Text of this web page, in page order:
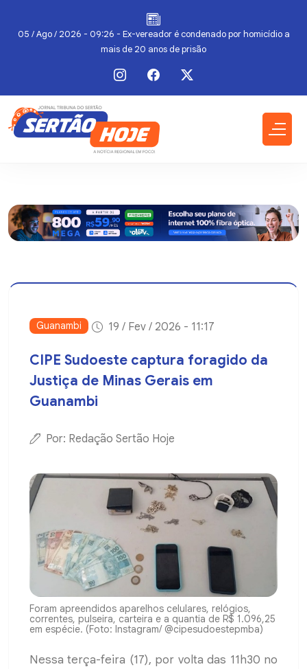
05 / Ago / 2026 - 09:26 - Ex-vereador é condenado por homicídio a
mais de 20 anos de prisão
Guanambi 19 / Fev / 2026 - 11:17
CIPE Sudoeste captura foragido da
Justiça de Minas Gerais em
Guanambi
Por: Redação Sertão Hoje
Foram apreendidos aparelhos celulares, relógios,
correntes, pulseira, carteira e a quantia de R$ 1.096,25
em espécie. (Foto: Instagram/ @cipesudoestepmba)
Nessa terça-feira (17), por volta das 11h30 no